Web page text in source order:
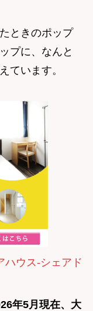
ときのポップ
プに、なんと
ています。
ハウス-シェアド
年5月現在、大